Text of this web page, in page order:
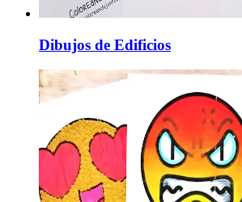
Dibujos de Edificios